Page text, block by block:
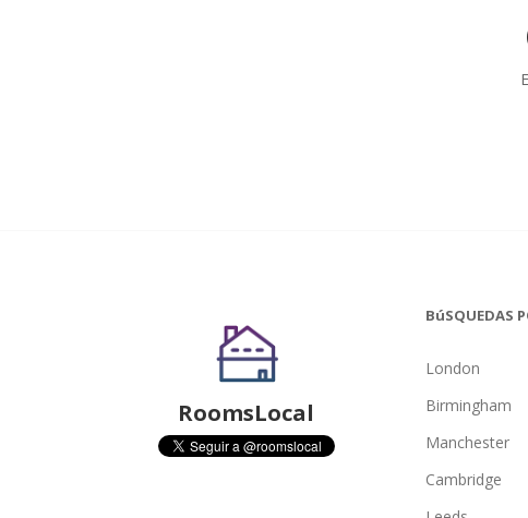
RoomsLocal
BúSQUEDAS
London
Birmingham
Manchester
Cambridge